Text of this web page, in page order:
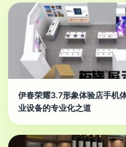
伊春荣耀3.7形象体验店手机
业设备的专业化之道